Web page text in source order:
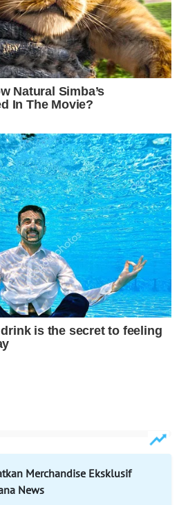
Merchandise Eksklusif
News